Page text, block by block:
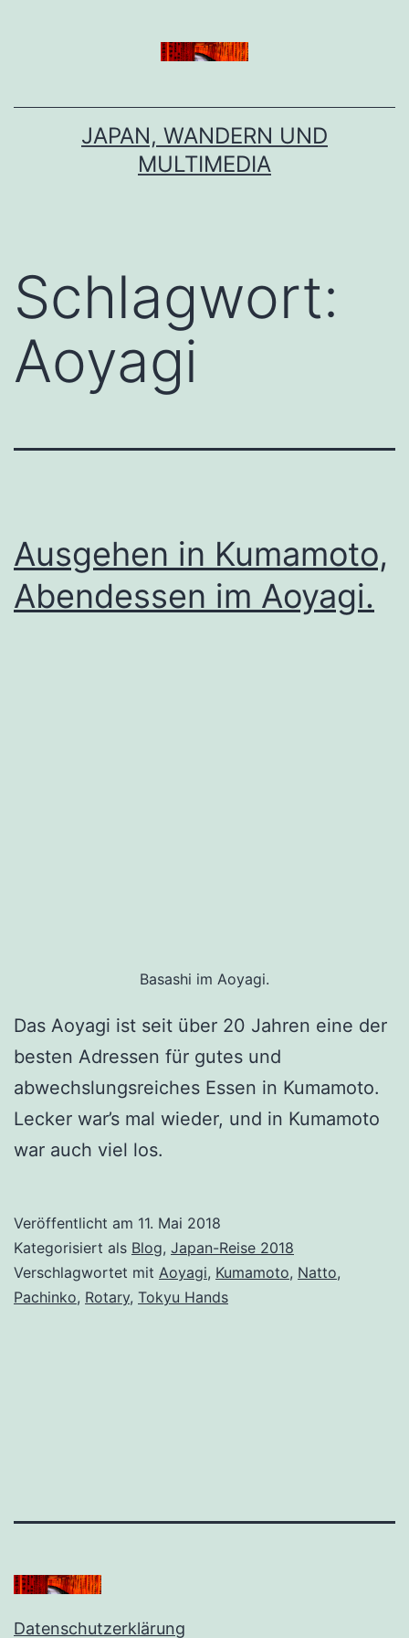
JAPAN, WANDERN UND
MULTIMEDIA
Schlagwort:
Aoyagi
Ausgehen in Kumamoto,
Abendessen im Aoyagi.
Basashi im Aoyagi.
Das Aoyagi ist seit über 20 Jahren eine der
besten Adressen für gutes und
abwechslungsreiches Essen in Kumamoto.
Lecker war’s mal wieder, und in Kumamoto
war auch viel los.
Veröffentlicht am 11. Mai 2018
Kategorisiert als Blog, Japan-Reise 2018
Verschlagwortet mit Aoyagi, Kumamoto, Natto,
Pachinko, Rotary, Tokyu Hands
Datenschutzerklärung